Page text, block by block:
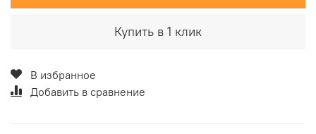
Купить в 1 клик
В избранное
Добавить в сравнение